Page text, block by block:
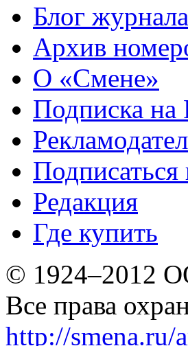
Блог журнала
Архив
О «Смене»
Подписка на
Редакция
Где купить
© 1924–2012
Все права
http://smena.ru/